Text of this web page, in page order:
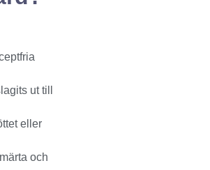
ut till
eller
och